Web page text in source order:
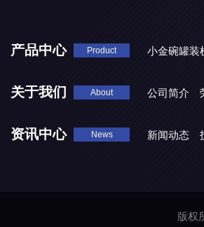
产品中心 Product 小金碗罐装
关于我们 About 公司简介
资讯中心 News 新闻动态
版权